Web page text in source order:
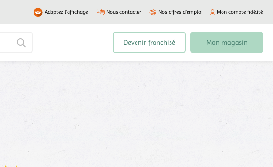
Adaptez l'affichage Nous contacter Nos offres d’emploi Mon compte fidélité
Devenir franchisé Mon magasin